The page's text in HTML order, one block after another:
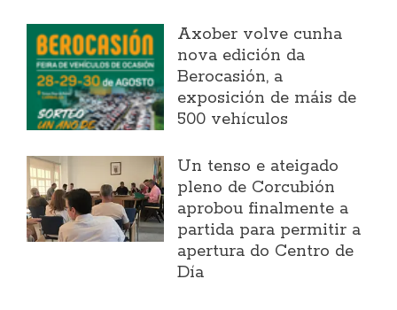
Axober volve cunha
nova edición da
Berocasión, a
exposición de máis de
500 vehículos
Un tenso e ateigado
pleno de Corcubión
aprobou finalmente a
partida para permitir a
apertura do Centro de
Día